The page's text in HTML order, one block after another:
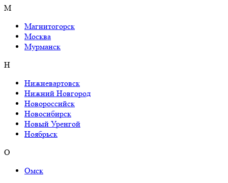
М
Магнитогорск
Москва
Мурманск
Н
Нижневартовск
Нижний Новгород
Новороссийск
Новосибирск
Новый Уренгой
Ноябрьск
О
Омск